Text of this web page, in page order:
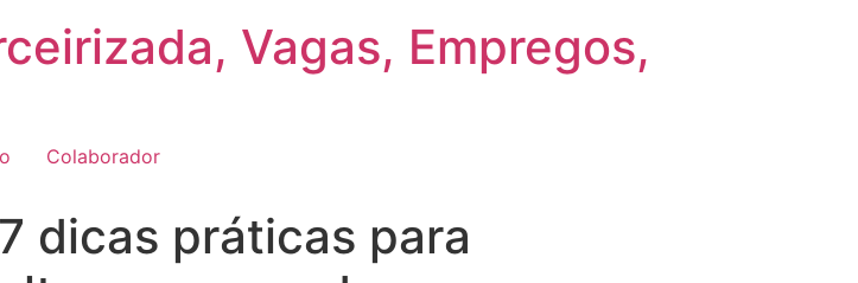
Vagas, Empregos,
Colaborador
dicas práticas para